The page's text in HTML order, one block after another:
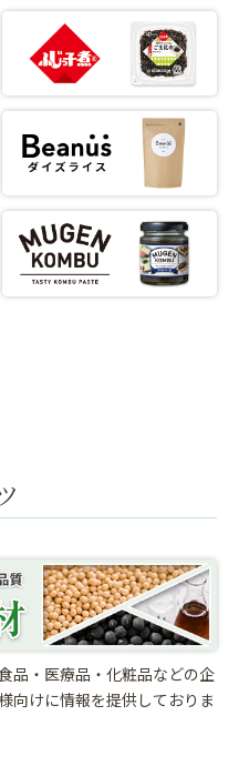
品・医療品・化粧品などの企
向けに情報を提供しておりま